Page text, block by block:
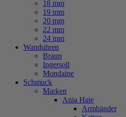
18 mm
19 mm
20 mm
22 mm
24 mm
Wanduhren
Braun
Ingersoll
Mondaine
Schmuck
Marken
Ania Haie
Armbänder